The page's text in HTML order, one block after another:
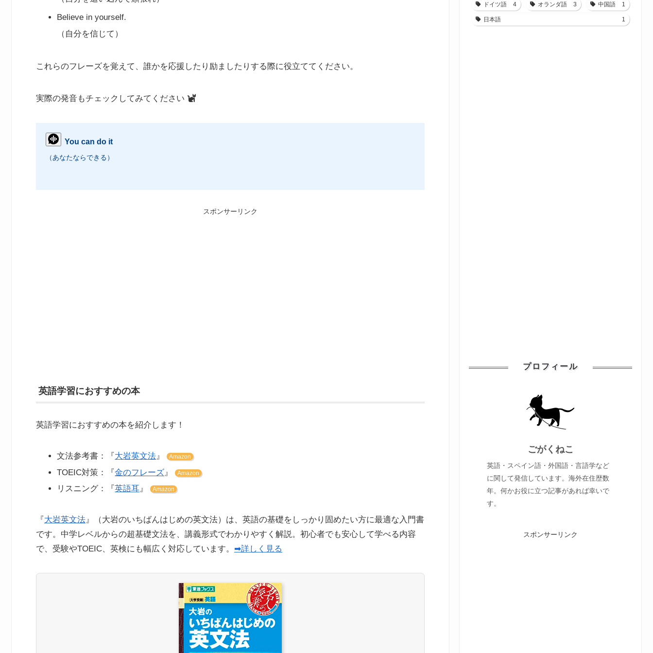
Believe in yourself.
（自分を信じて）
これらのフレーズを覚えて、誰かを応援したり励ましたりする際に役立ててください。
実際の発音もチェックしてみてください
You can do it
（あなたならできる）
スポンサーリンク
英語学習におすすめの本
英語学習におすすめの本を紹介します！
文法参考書：『 大岩英文法』 Amazon
TOEIC対策：『金のフレーズ 』 Amazon
リスニング：『英語耳』 Amazon
『大岩英文法』（大岩のいちばんはじめの英文法）は、英語の基礎をしっかり固めたい方に最適な入門書
です。中学レベルからの超基礎文法を、講義形式でわかりやすく解説。初心者でも安心して学べる内容
で、受験やTOEIC、英検にも幅広く対応しています。 ➡詳しく見る
ドイツ語 4 オランダ語 3 中国語 1
日本語 1
プロフィール
ごがくねこ
英語・スペイン語・外国語・言語学など
に関して発信しています。海外在住歴数
年。何かお役に立つ記事があれば幸いで
す。
スポンサーリンク